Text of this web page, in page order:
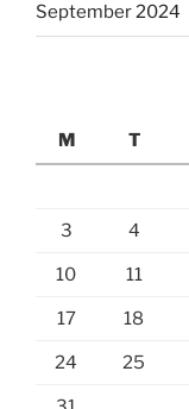
September 2024
M
T
3 4
10 11
17 18
24 25